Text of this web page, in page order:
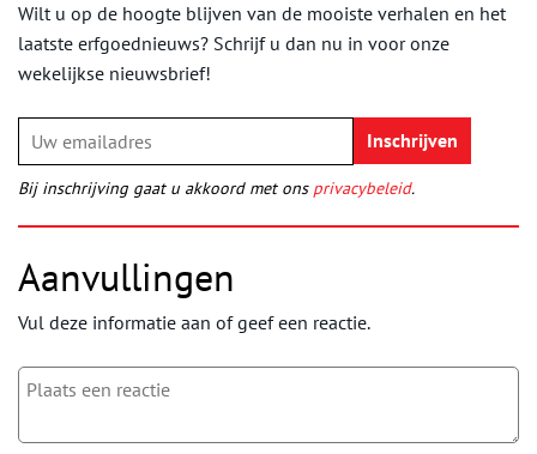
Wilt u op de hoogte blijven van de mooiste verhalen en het
laatste erfgoednieuws? Schrijf u dan nu in voor onze
wekelijkse nieuwsbrief!
Bij inschrijving gaat u akkoord met ons privacybeleid.
Aanvullingen
Vul deze informatie aan of geef een reactie.